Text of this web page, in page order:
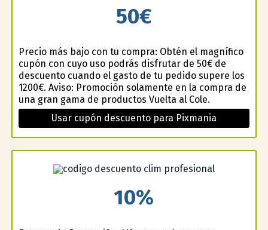
50€
Precio más bajo con tu compra: Obtén el magnífico
cupón con cuyo uso podrás disfrutar de 50€ de
descuento cuando el gasto de tu pedido supere los
1200€. Aviso: Promoción solamente en la compra de
una gran gama de productos Vuelta al Cole.
Usar cupón descuento para Pixmania
10%